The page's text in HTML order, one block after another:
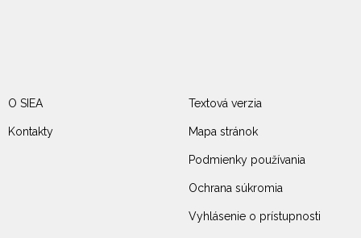
O SIEA
Kontakty
Textová verzia
Mapa stránok
Podmienky používania
Ochrana súkromia
Vyhlásenie o prístupnosti